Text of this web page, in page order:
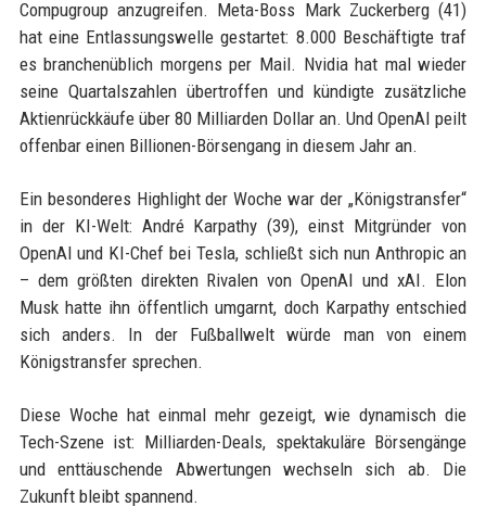
Compugroup anzugreifen. Meta-Boss Mark Zuckerberg (41)
hat eine Entlassungswelle gestartet: 8.000 Beschäftigte traf
es branchenüblich morgens per Mail. Nvidia hat mal wieder
seine Quartalszahlen übertroffen und kündigte zusätzliche
Aktienrückkäufe über 80 Milliarden Dollar an. Und OpenAI peilt
offenbar einen Billionen-Börsengang in diesem Jahr an.
Ein besonderes Highlight der Woche war der „Königstransfer“
in der KI-Welt: André Karpathy (39), einst Mitgründer von
OpenAI und KI-Chef bei Tesla, schließt sich nun Anthropic an
– dem größten direkten Rivalen von OpenAI und xAI. Elon
Musk hatte ihn öffentlich umgarnt, doch Karpathy entschied
sich anders. In der Fußballwelt würde man von einem
Königstransfer sprechen.
Diese Woche hat einmal mehr gezeigt, wie dynamisch die
Tech-Szene ist: Milliarden-Deals, spektakuläre Börsengänge
und enttäuschende Abwertungen wechseln sich ab. Die
Zukunft bleibt spannend.